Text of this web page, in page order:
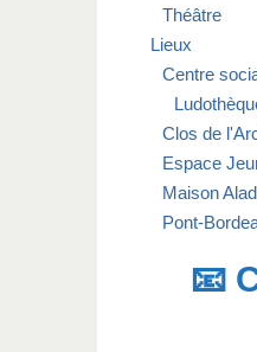
Théâtre
Lieux
Centre
Clos de
Espace
Maison
Pont-
📧